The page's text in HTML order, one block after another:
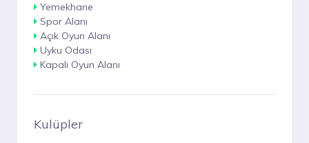
Yemekhane
Spor Alanı
Açık Oyun Alanı
Uyku Odası
Kapalı Oyun Alanı
Kulüpler